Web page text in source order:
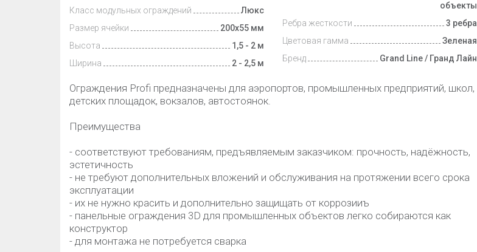
Класс модульных ограждений
Люкс
Размер ячейки
200х55 мм
Высота
1,5 - 2 м
Ширина
2 - 2,5 м
объекты
Ребра жесткости
3 ребра
Цветовая гамма
Зеленая
Бренд
Grand Line / Гранд Лайн
Ограждения Profi предназначены для аэропортов, промышленных предприятий, школ,
детских площадок, вокзалов, автостоянок.
Преимущества
- соответствуют требованиям, предъявляемым заказчиком: прочность, надёжность,
эстетичность
- не требуют дополнительных вложений и обслуживания на протяжении всего срока
эксплуатации
- их не нужно красить и дополнительно защищать от коррозииъ
- панельные ограждения 3D для промышленных объектов легко собираются как
конструктор
- для монтажа не потребуется сварка